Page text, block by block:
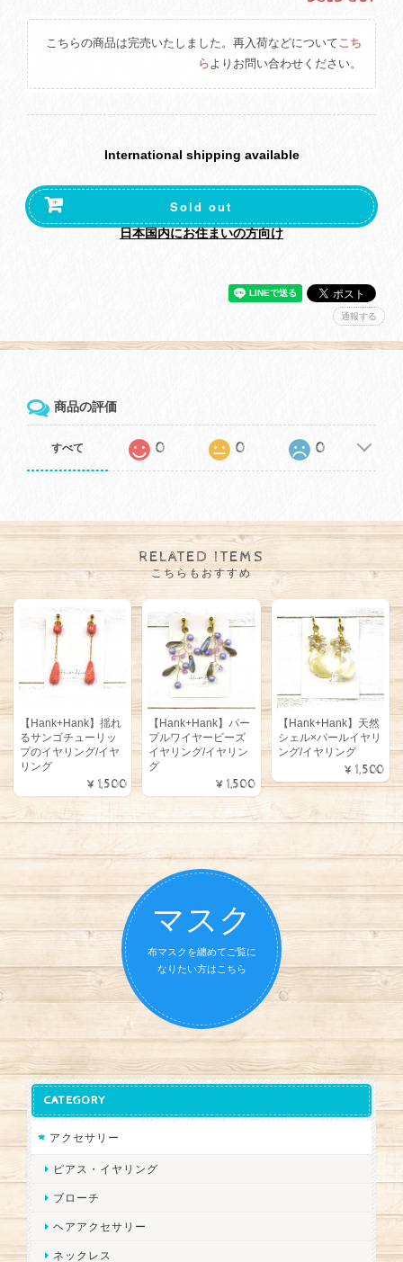
こちらの商品は完売いたしました。再入荷などについてこち
らよりお問い合わせください。
International shipping available
Sold out
日本国内にお住まいの方向け
通報する
商品の評価
すべて 0 0 0
RELATED ITEMS
こちらもおすすめ
【Hank+Hank】揺れ
るサンゴチューリッ
プのイヤリング/イヤ
リング
¥1,500
【Hank+Hank】パー
プルワイヤービーズ
イヤリング/イヤリン
グ
¥1,500
【Hank+Hank】天然
シェル×パールイヤリ
ング/イヤリング
¥1,500
マスク
布マスクを纏めてご覧に
なりたい方はこちら
CATEGORY
アクセサリー
ピアス・イヤリング
ブローチ
ヘアアクセサリー
ネックレス